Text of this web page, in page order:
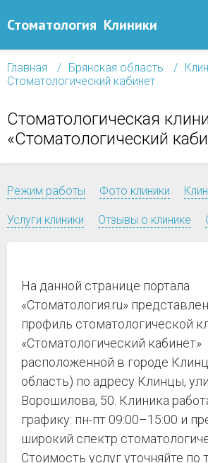
Стоматология Клиники
Главная Брянская область
Стоматологический кабинет
Стоматологическая
«Стоматологический
Режим работы Фото клиники
Услуги клиники Отзывы о клинике
На данной странице портала
«Стоматология.ru»
профиль стоматологической
«Стоматологический кабинет»
расположенной в городе
область) по адресу Клинцы,
Ворошилова, 50. Клиника
графику: пн-пт 09:00–15:00 и
широкий спектр
Стоимость услуг уточняйте по